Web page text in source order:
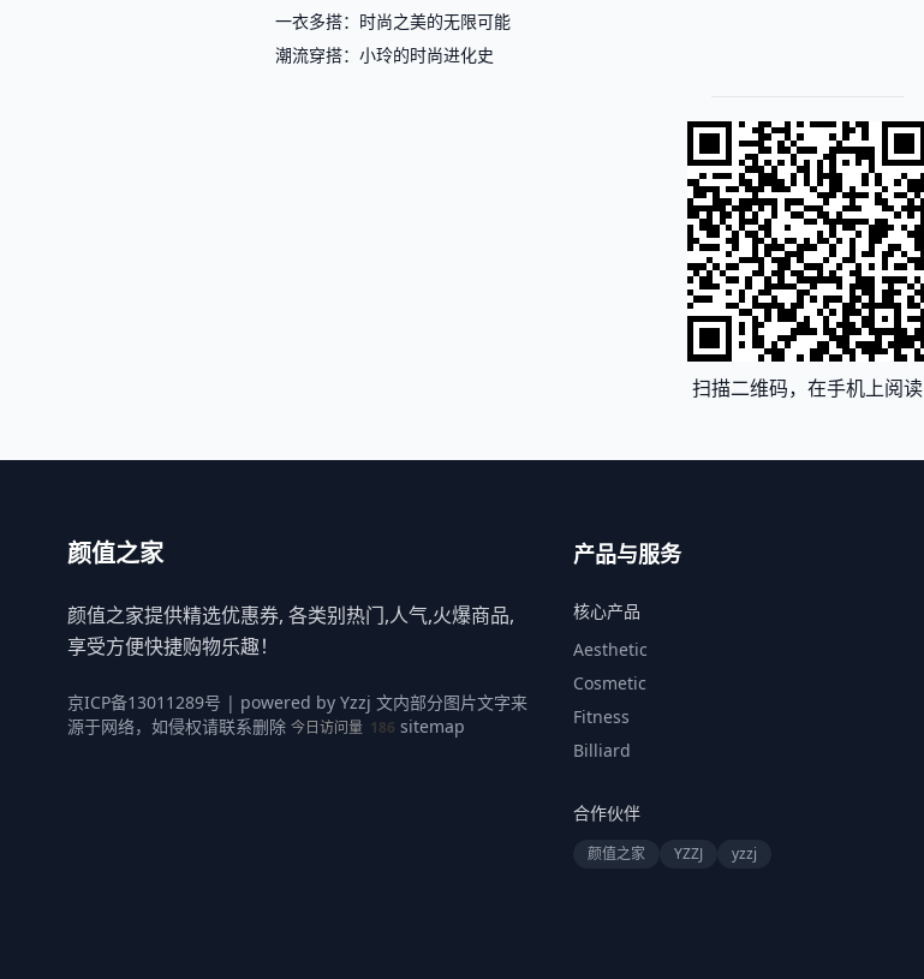
一衣多搭：时尚之美的无限可能
潮流穿搭：小玲的时尚进化史
扫描二维码，在手机上阅读
颜值之家
颜值之家提供精选优惠券, 各类别热门,人气,火爆商品,
享受方便快捷购物乐趣！
京ICP备13011289号 | powered by Yzzj 文内部分图片文字来
源于网络，如侵权请联系删除 今日访问量 186 sitemap
产品与服务
核心产品
Aesthetic
Cosmetic
Fitness
Billiard
合作伙伴
颜值之家 YZZJ yzzj